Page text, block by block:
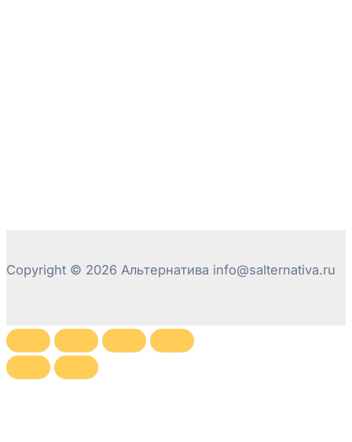
Copyright © 2026 Альтернатива info@salternativa.ru